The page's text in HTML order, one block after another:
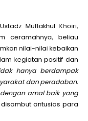
Muftakhul Khoiri,
ceramahnya, beliau
nilai-nilai kebaikan
kegiatan positif dan
hanya berdampak
dan peradaban.
amal baik yang
antusias para